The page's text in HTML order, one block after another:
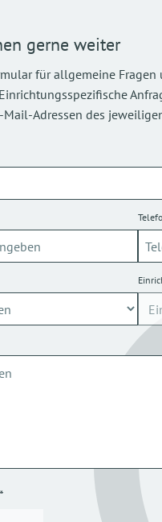
gerne weiter
für allgemeine
Adressen des